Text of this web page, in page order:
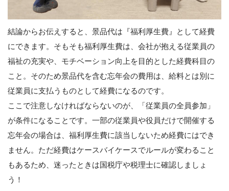
結論からお伝えすると、景品代は『福利厚生費』として経費
にできます。そもそも福利厚生費は、会社が抱える従業員の
福祉の充実や、モチベーション向上を目的とした経費科目の
こと。そのため景品代を含む忘年会の費用は、給料とは別に
従業員に支払うものとして経費になるのです。
ここで注意しなければならないのが、「従業員の全員参加」
が条件になることです。一部の従業員や役員だけで開催する
忘年会の場合は、福利厚生費に該当しないため経費にはでき
ません。ただ経費はケースバイケースでルールが変わること
もあるため、迷ったときは国税庁や税理士に確認しましょ
う！